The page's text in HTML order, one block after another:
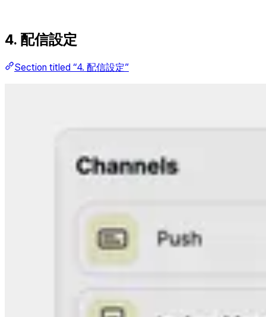
4. 配信設定
Section titled “4. 配信設定”